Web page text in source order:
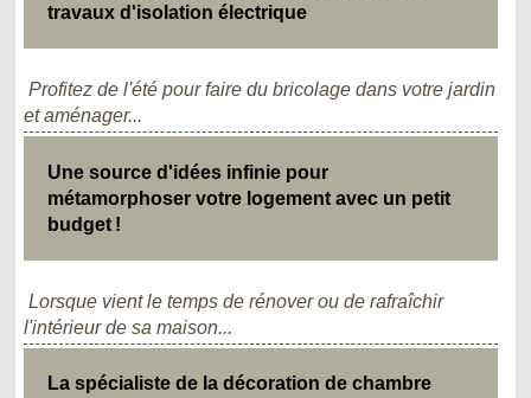
travaux d'isolation électrique
Profitez de l'été pour faire du bricolage dans votre jardin
et aménager...
Une source d'idées infinie pour
métamorphoser votre logement avec un petit
budget !
Lorsque vient le temps de rénover ou de rafraîchir
l'intérieur de sa maison...
La spécialiste de la décoration de chambre